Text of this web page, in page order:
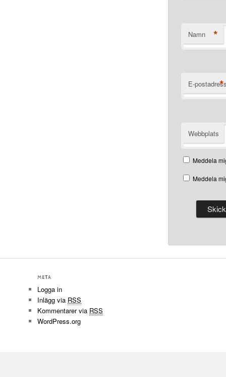
Namn *
E- *
Webbplats
Meddela
Meddela
META
Logga in
Inlägg via RSS
Kommentarer via RSS
WordPress.org